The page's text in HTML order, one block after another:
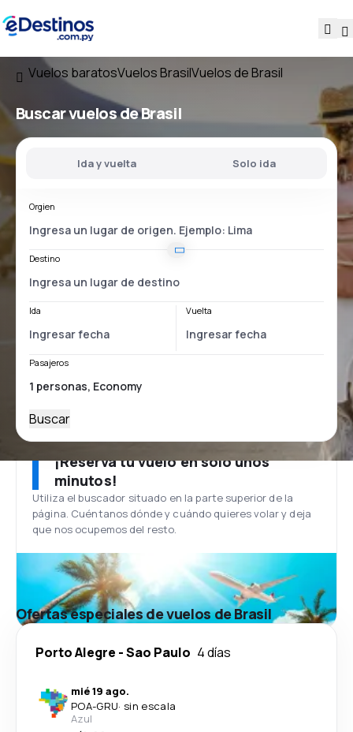
Vuelos baratosVuelos BrasilVuelos de Brasil
Buscar vuelosde Brasil
Ida y vuelta Solo ida
Orgien
Destino
Ida Vuelta
Pasajeros
Buscar
¡Reserva tu vuelo en solo unos
minutos!
Utiliza el buscador situado en la parte superior de la
página. Cuéntanos dónde y cuándo quieres volar y deja
que nos ocupemos del resto.
Ofertas especiales de vuelos de Brasil
Porto Alegre -Sao Paulo 4 días
mié 19 ago.
POA-GRU· sin escala
Azul